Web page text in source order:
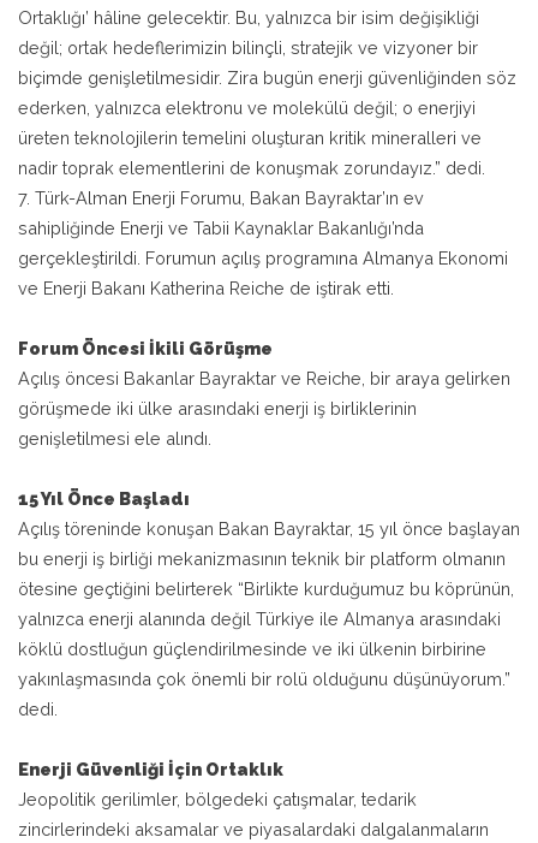
Ortaklığı’ hâline gelecektir. Bu, yalnızca bir isim değişikliği
değil; ortak hedeflerimizin bilinçli, stratejik ve vizyoner bir
biçimde genişletilmesidir. Zira bugün enerji güvenliğinden söz
ederken, yalnızca elektronu ve molekülü değil; o enerjiyi
üreten teknolojilerin temelini oluşturan kritik mineralleri ve
nadir toprak elementlerini de konuşmak zorundayız.” dedi.
7. Türk-Alman Enerji Forumu, Bakan Bayraktar’ın ev
sahipliğinde Enerji ve Tabii Kaynaklar Bakanlığı’nda
gerçekleştirildi. Forumun açılış programına Almanya Ekonomi
ve Enerji Bakanı Katherina Reiche de iştirak etti.
Forum Öncesi İkili Görüşme
Açılış öncesi Bakanlar Bayraktar ve Reiche, bir araya gelirken
görüşmede iki ülke arasındaki enerji iş birliklerinin
genişletilmesi ele alındı.
15 Yıl Önce Başladı
Açılış töreninde konuşan Bakan Bayraktar, 15 yıl önce başlayan
bu enerji iş birliği mekanizmasının teknik bir platform olmanın
ötesine geçtiğini belirterek “Birlikte kurduğumuz bu köprünün,
yalnızca enerji alanında değil Türkiye ile Almanya arasındaki
köklü dostluğun güçlendirilmesinde ve iki ülkenin birbirine
yakınlaşmasında çok önemli bir rolü olduğunu düşünüyorum.”
dedi.
Enerji Güvenliği İçin Ortaklık
Jeopolitik gerilimler, bölgedeki çatışmalar, tedarik
zincirlerindeki aksamalar ve piyasalardaki dalgalanmaların